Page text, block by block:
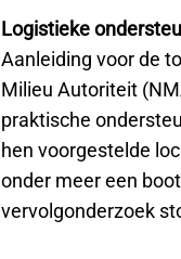
Logistieke
Aanleiding voor de
Milieu Autoriteit
praktische
hen voorgestelde
onder meer een
vervolgonderzoek